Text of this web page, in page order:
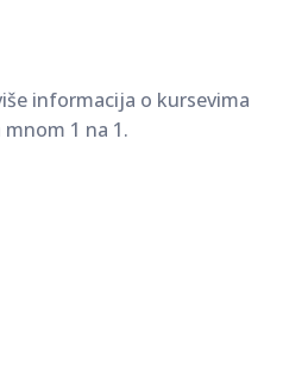
informacija o kursevima
1 na 1.